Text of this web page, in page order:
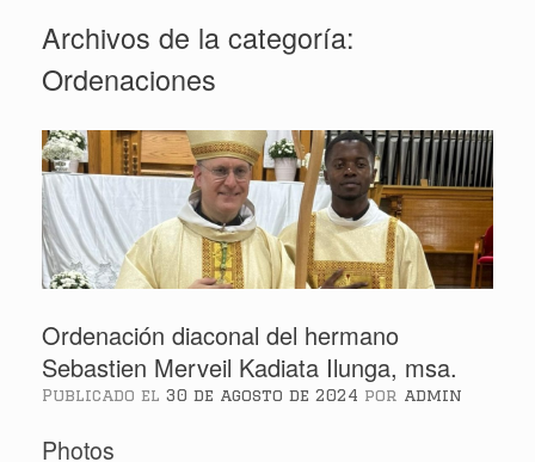
Archivos de la categoría:
Ordenaciones
Ordenación diaconal del hermano
Sebastien Merveil Kadiata Ilunga, msa.
Publicado el 30 de agosto de 2024 por admin
Photos